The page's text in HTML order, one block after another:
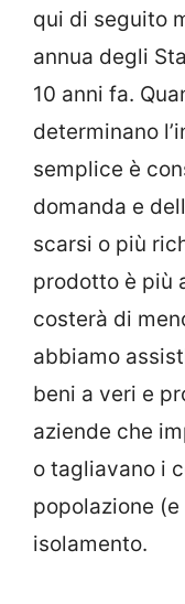
qui di seguito
annua degli
10 anni fa.
determinano
semplice è
domanda e
scarsi o più
prodotto è più
costerà di
abbiamo
beni a veri e
aziende che
o tagliavano i
popolazione
isolamento.